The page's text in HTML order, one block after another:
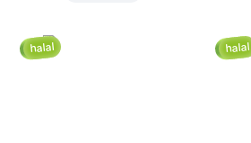
halal halal